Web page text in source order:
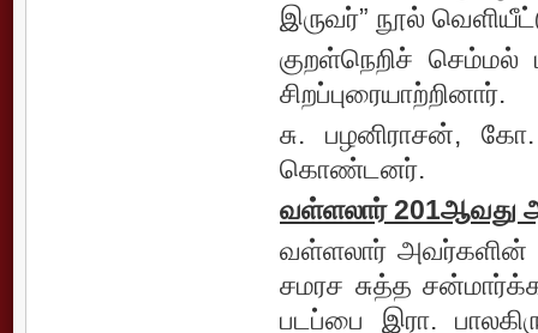
இருவர்” நூல்
குறள்நெறிச் செம்மல்
சிறப்புரையாற்றினார்.
சு. பழனிராசன்,
கொண்டனர்.
வள்ளலார் 201ஆவது
வள்ளலார் அவர்களின்
சமரச சுத்த
படப்பை இரா.